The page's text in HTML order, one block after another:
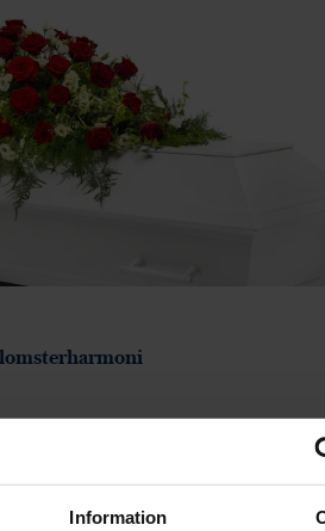
Information